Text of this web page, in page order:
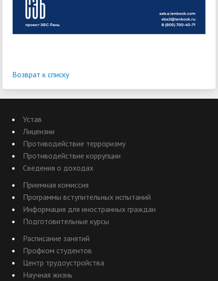
Возврат к списку
Устав
Лицензии
Противодействие терроризму
Противодействие коррупции
Сведения о доходах
Приемная комиссия
Программы вступительных испытаний
Информация для иностранных граждан
Подготовительные курсы
Расписание занятий
Профком студентов
Центр трудоустройства
Научная жизнь